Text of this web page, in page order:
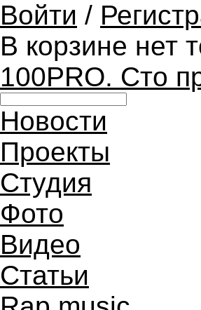
Войти /
В корзине нет
100PRO. Сто
Новости
Проекты
Студия
Фото
Видео
Статьи